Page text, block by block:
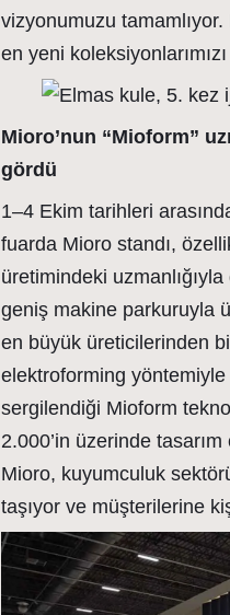
vizyonumuzu
en yeni
Mioro’nun “Mioform”
gördü
1–4 Ekim tarihleri
fuarda Mioro standı,
üretimindeki
geniş makine parkuruyla
en büyük üreticilerinden
elektroforming yöntemiyle
sergilendiği Mioform
2.000’in üzerinde
Mioro, kuyumculuk
taşıyor ve müşterilerine